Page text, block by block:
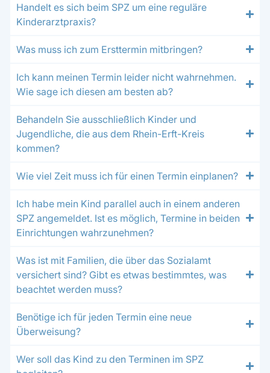
Handelt es sich beim SPZ um eine reguläre
Kinderarztpraxis?
Was muss ich zum Ersttermin mitbringen?
Ich kann meinen Termin leider nicht wahrnehmen.
Wie sage ich diesen am besten ab?
Behandeln Sie ausschließlich Kinder und
Jugendliche, die aus dem Rhein-Erft-Kreis
kommen?
Wie viel Zeit muss ich für einen Termin einplanen?
Ich habe mein Kind parallel auch in einem anderen
SPZ angemeldet. Ist es möglich, Termine in beiden
Einrichtungen wahrzunehmen?
Was ist mit Familien, die über das Sozialamt
versichert sind? Gibt es etwas bestimmtes, was
beachtet werden muss?
Benötige ich für jeden Termin eine neue
Überweisung?
Wer soll das Kind zu den Terminen im SPZ